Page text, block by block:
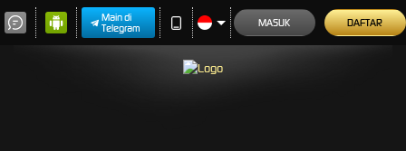
Main di
Telegram
MASUK DAFTAR